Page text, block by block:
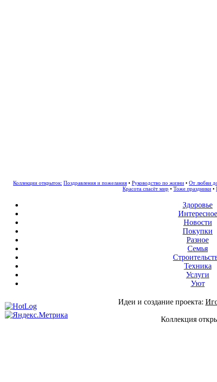
Коллекции открыток: Поздравления и пожелания • Руководство по жизни • От любви
Красота спасёт мир • Тоже праздники •
Здоровье
Интересное
Новости
Покупки
Разное
Семья
Техника
Услуги
Уют
Идеи и создание проекта:
Коллекция